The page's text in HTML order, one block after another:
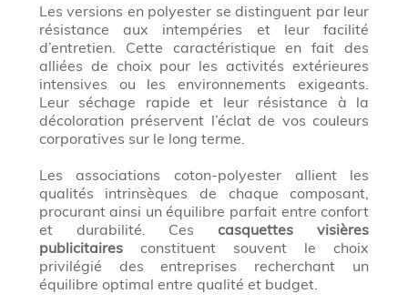
Les versions en polyester se distinguent par leur
résistance aux intempéries et leur facilité
d’entretien. Cette caractéristique en fait des
alliées de choix pour les activités extérieures
intensives ou les environnements exigeants.
Leur séchage rapide et leur résistance à la
décoloration préservent l’éclat de vos couleurs
corporatives sur le long terme.
Les associations coton-polyester allient les
qualités intrinsèques de chaque composant,
procurant ainsi un équilibre parfait entre confort
et durabilité. Cescasquettes visières
publicitairesconstituent souvent le choix
privilégié des entreprises recherchant un
équilibre optimal entre qualité et budget.